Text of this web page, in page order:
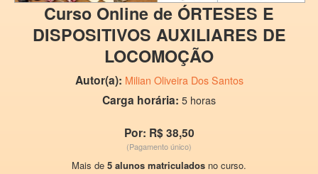
Curso Online de ÓRTESES E
DISPOSITIVOS AUXILIARES DE
LOCOMOÇÃO
Autor(a): Milian Oliveira Dos Santos
Carga horária: 5 horas
Por: R$ 38,50
(Pagamento único)
Mais de 5 alunos matriculados no curso.